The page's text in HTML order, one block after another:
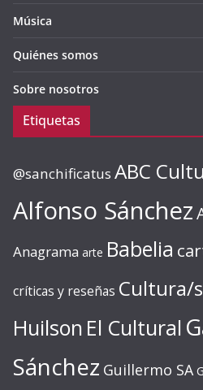
Música
Quiénes somos
Sobre nosotros
Etiquetas
@sanchificatus ABC
Alfonso Sánchez
Anagrama arte Babelia
críticas y reseñas Cultura/s
Huilson El Cultural
Sánchez Guillermo SA